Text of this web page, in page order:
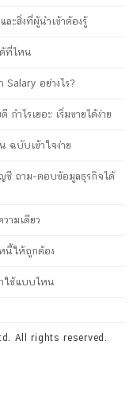
ะสิ่งที่ผู้นำเข้าต้องรู้
ที่ไหน
Salary อย่างไร?
ำไรเยอะ เริ่มขายได้ง่าย
ฉบับเข้าใจง่าย
ชี ถาม-ตอบข้อมูลธุรกิจได้
ามเดียว
นี้ให้ถูกต้อง
ใช้แบบไหน
All rights reserved.